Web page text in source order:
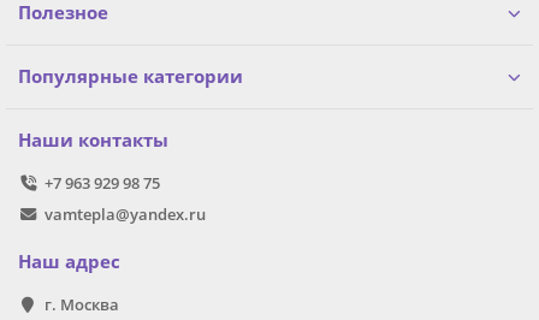
Полезное
Популярные категории
Наши контакты
+7 963 929 98 75
vamtepla@yandex.ru
Наш адрес
г. Москва